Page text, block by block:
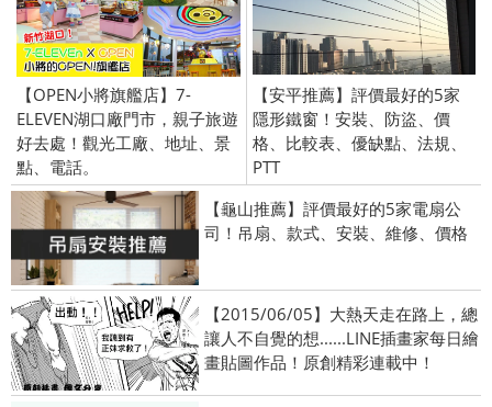
【OPEN小將旗艦店】7-
ELEVEN湖口廠門市，親子旅遊
好去處！觀光工廠、地址、景
點、電話。
【安平推薦】評價最好的5家
隱形鐵窗！安裝、防盜、價
格、比較表、優缺點、法規、
PTT
【龜山推薦】評價最好的5家電扇公
司！吊扇、款式、安裝、維修、價格
【2015/06/05】大熱天走在路上，總
讓人不自覺的想......LINE插畫家每日繪
畫貼圖作品！原創精彩連載中！